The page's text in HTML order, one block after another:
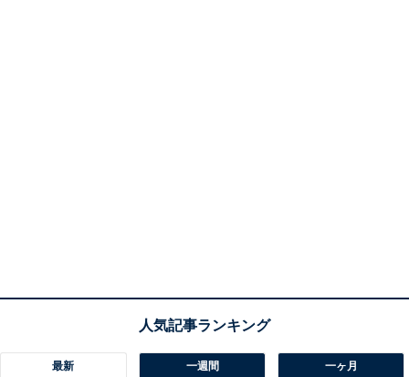
最新 一週間 一ヶ月